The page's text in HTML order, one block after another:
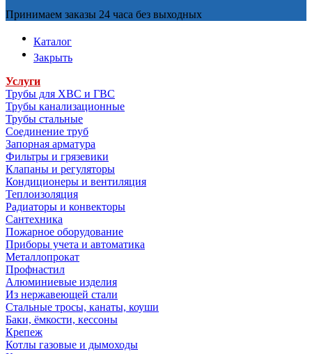
Принимаем заказы 24 часа без выходных
Каталог
Закрыть
Услуги
Трубы для ХВС и ГВС
Трубы канализационные
Трубы стальные
Соединение труб
Запорная арматура
Фильтры и грязевики
Клапаны и регуляторы
Кондиционеры и вентиляция
Теплоизоляция
Радиаторы и конвекторы
Сантехника
Пожарное оборудование
Приборы учета и автоматика
Металлопрокат
Профнастил
Алюминиевые изделия
Из нержавеющей стали
Стальные тросы, канаты, коуши
Баки, ёмкости, кессоны
Крепеж
Котлы газовые и дымоходы